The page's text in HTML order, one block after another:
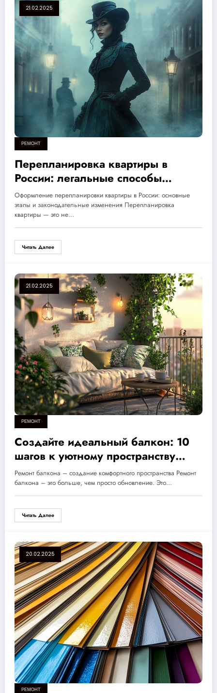
21.02.2025
РЕМОНТ
Перепланировка квартиры в
России: легальные способы
оформления в 2024 году и
пошаговое руководство
Оформление перепланировки квартиры в России: основные
этапы и законодательные изменения Перепланировка
квартиры — это не…
Читать Далее
21.02.2025
РЕМОНТ
Создайте идеальный балкон: 10
шагов к уютному пространству
вашей мечты
Ремонт балкона – создание комфортного пространства Ремонт
балкона – это больше, чем просто обновление. Это…
Читать Далее
20.02.2025
РЕМОНТ